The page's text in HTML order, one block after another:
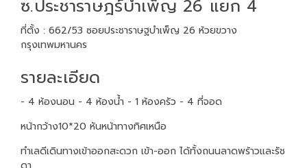
ซ.ประชาราษฎร์บำเพ็ญ 26 แยก 4
ที่ตั้ง : 662/53 ซอยประชาราษฐบำเพ็ญ 26 ห้วยขวาง
กรุงเทพมหานคร
รายละเอียด
- 4 ห้องนอน - 4 ห้องน้ำ - 1 ห้องครัว - 4 ที่จอด
หน้ากว้าง10*20 หันหน้าทางทิศเหนือ
ทำเลดีเดินทางเข้าออกสะดวก เข้า-ออก ได้ทั้งถนนลาดพร้าวและรัช